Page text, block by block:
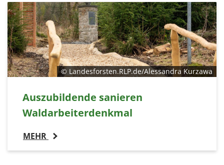
© Landesforsten.RLP.de/Alessandra Kurzawa
Auszubildende sanieren
Waldarbeiterdenkmal
MEHR